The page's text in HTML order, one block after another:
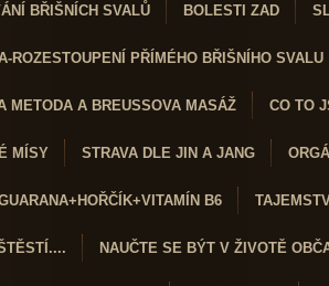
BŘIŠNÍCH SVALŮ BOLESTI ZAD
ROZESTOUPENÍ PŘÍMÉHO BŘIŠNÍHO SVALU
METODA A BREUSSOVA MASÁŽ CO TO
MÍSY STRAVA DLE JIN A JANG
B6
NAUČTE SE BÝT V ŽIVOTĚ